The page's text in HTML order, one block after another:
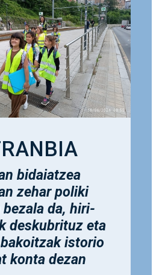
bidaiatzea
zehar poliki
da, hiri-
deskubrituz eta
istorio
konta dezan